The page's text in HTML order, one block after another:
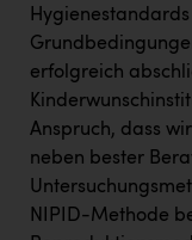
erfolgreich
Anspruch, dass
neben bester
NIPID-Methode